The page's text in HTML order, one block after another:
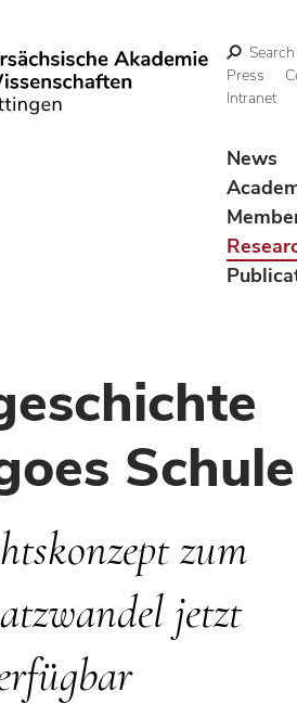
Search
Press
Intranet
News
Schule
zum
jetzt